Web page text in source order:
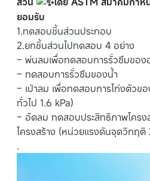
ยอมรับ
1.ทดสอบชิ้นส่วนประกอบ
2.ยกชิ้นส่วนไปทดสอบ 4 อย่าง
– พ่นลมเพื่อทดสอบการรั่วซึมของ
– ทดสอบการรั่วซึมของน้ำ
– เป่าลม เพื่อทดสอบการโก่งตัวข
ทั่วไป 1.6 kPa)
– อัดลม ทดสอบประสิทธิภาพโครง
โครงสร้าง (หน่วยแรงดันจุดวิกฤติ
.